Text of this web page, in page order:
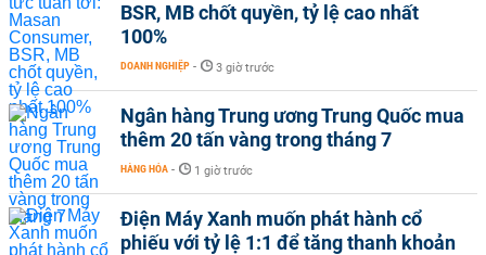
BSR, MB chốt quyền, tỷ lệ cao nhất
100%
DOANH NGHIỆP - 3 giờ trước
Ngân hàng Trung ương Trung Quốc mua
thêm 20 tấn vàng trong tháng 7
HÀNG HÓA - 1 giờ trước
Điện Máy Xanh muốn phát hành cổ
phiếu với tỷ lệ 1:1 để tăng thanh khoản